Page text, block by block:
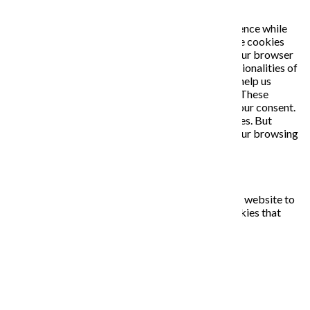
This website uses cookies to improve your experience while
you navigate through the website. Out of these, the cookies
that are categorized as necessary are stored on your browser
as they are essential for the working of basic functionalities of
the website. We also use third-party cookies that help us
analyze and understand how you use this website. These
cookies will be stored in your browser only with your consent.
You also have the option to opt-out of these cookies. But
opting out of some of these cookies may affect your browsing
Necessary cookies are absolutely essential for the website to
function properly. This category only includes cookies that